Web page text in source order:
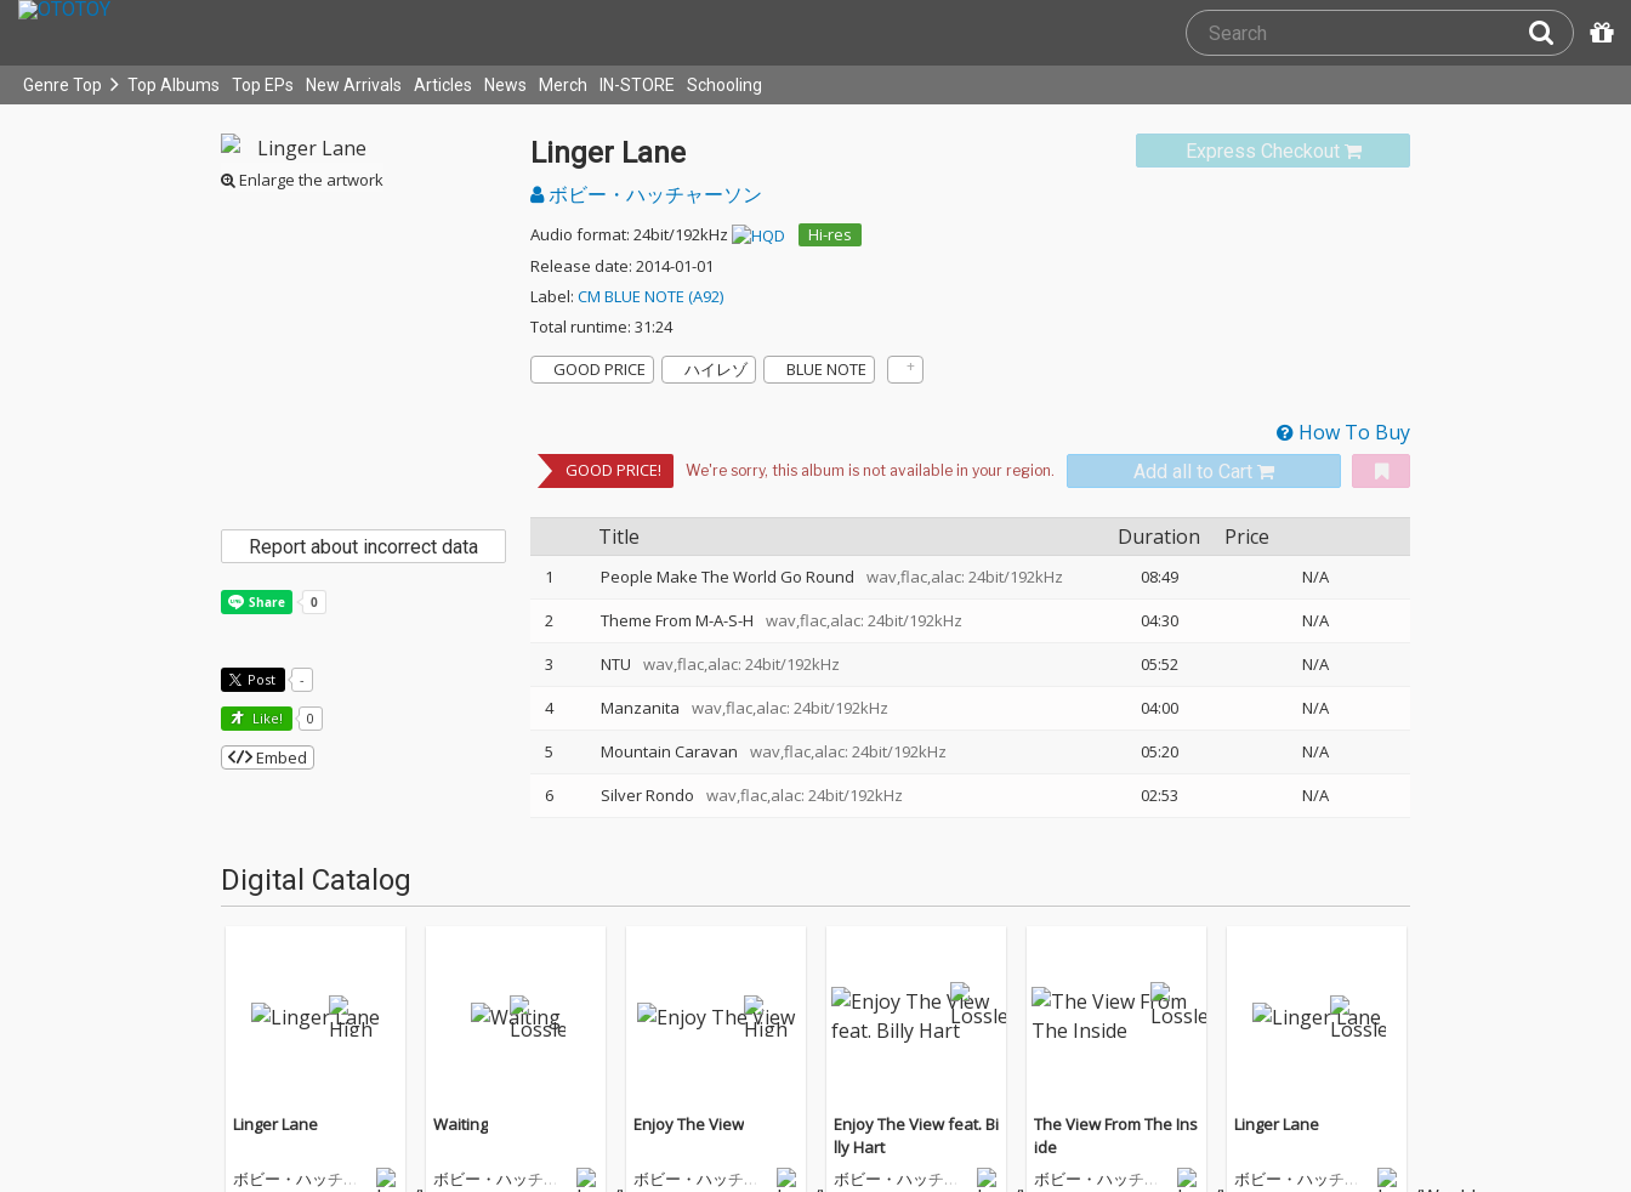
Genre Top Top Albums Top EPs New Arrivals Articles News Merch IN-STORE Schooling
Enlarge the artwork
Express Checkout
Linger Lane
ボビー・ハッチャーソン
Audio format: 24bit/192kHz
Hi-res
Release date: 2014-01-01
Label: CM BLUE NOTE (A92)
Total runtime: 31:24
GOOD PRICE
ハイレゾ BLUE NOTE
How To Buy
GOOD PRICE! Add all to Cart
Title Duration Price
1 People Make The World Go Round wav,flac,alac: 24bit/192kHz 08:49
N/A
2
Theme From M-A-S-H wav,flac,alac: 24bit/192kHz 04:30
N/A
3
NTU wav,flac,alac: 24bit/192kHz 05:52
N/A
4
Manzanita wav,flac,alac: 24bit/192kHz 04:00
N/A
5
Mountain Caravan wav,flac,alac: 24bit/192kHz 05:20
N/A
6
Silver Rondo wav,flac,alac: 24bit/192kHz 02:53 N/A
Report about incorrect data
Post -
Like! 0
Embed
Digital Catalog
Linger Lane
ボビー・ハッチャ
Waiting
ボビー・ハッチャ
Enjoy The View
ボビー・ハッチャ
Enjoy The View feat. Bi
lly Hart
ボビー・ハッチャ
The View From The Ins
ide
ボビー・ハッチャ
Linger Lane
ボビー・ハッチャ